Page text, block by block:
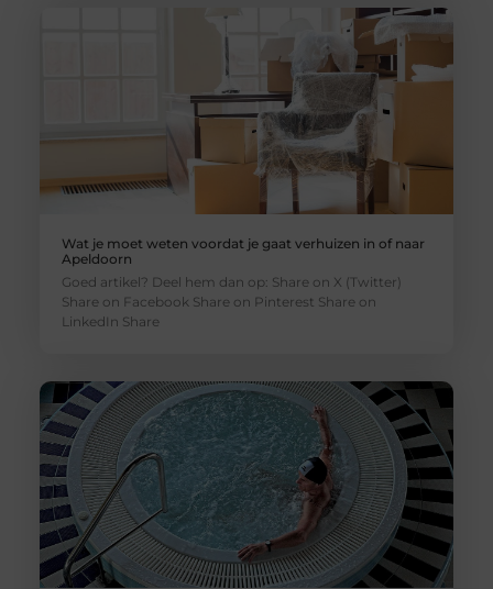
Wat je moet weten voordat je gaat verhuizen in of naar
Apeldoorn
Goed artikel? Deel hem dan op: Share on X (Twitter)
Share on Facebook Share on Pinterest Share on
LinkedIn Share